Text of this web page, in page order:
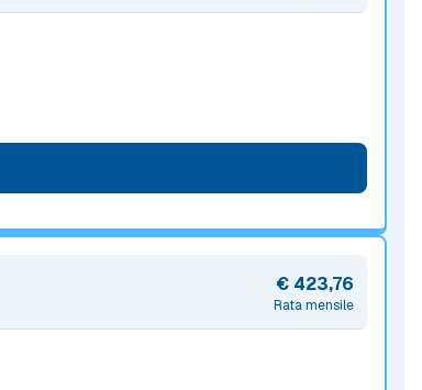
Rata mensile
€ 423,76